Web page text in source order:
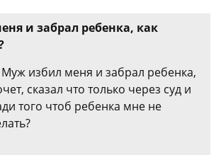
и забрал ребенка, как
Муж избил меня и забрал ребенка,
сказал что только через суд и
того чтоб ребенка мне не